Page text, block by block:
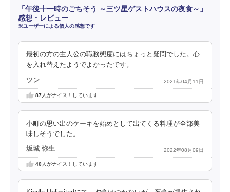
「午後十一時のごちそう ～三ツ星ゲストハウスの夜食～」
感想・レビュー
※ユーザーによる個人の感想です
最初の方の主人公の職務態度にはちょっと疑問でした。心
を入れ替えたようでよかったです。
ツン 2021年04月11日
87人がナイス！しています
小町の思い出のケーキを始めとして出てくる料理が全部美
味しそうでした。
坂城 弥生 2022年08月09日
40人がナイス！しています